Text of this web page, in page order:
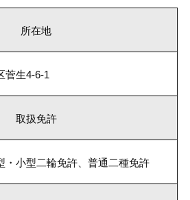
所在地
菅生4-6-1
取扱免許
・小型二輪免許、普通二種免許